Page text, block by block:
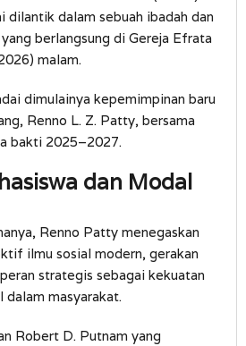
dilantik dalam sebuah ibadah dan
berlangsung di Gereja Efrata
malam.
dimulainya kepemimpinan baru
Renno L. Z. Patty, bersama
bakti 2025–2027.
dan Modal
Renno Patty menegaskan
ilmu sosial modern, gerakan
strategis sebagai kekuatan
masyarakat.
Robert D. Putnam yang